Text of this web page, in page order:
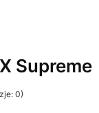
Supreme
0)